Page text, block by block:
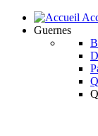
Guernes